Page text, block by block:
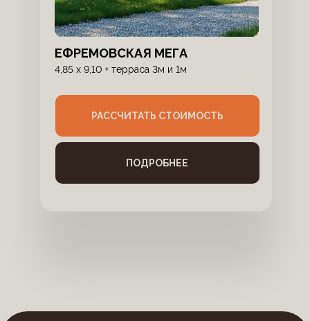
ЕФРЕМОВСКАЯ МЕГА
РАССЧИТАТЬ СТОИМОСТЬ
ПОДРОБНЕЕ
4,85 х 9,10 + терраса 3м и 1м